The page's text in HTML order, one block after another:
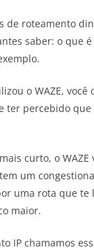
de roteamento
saber: o que
o WAZE,
ter percebido
curto, o
um
uma rota que te
maior.
IP chamamos